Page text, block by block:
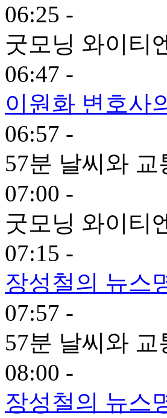
06:25 -
굿모닝 와이티
06:47 -
이원화 변호사
06:57 -
57분 날씨와 교
07:00 -
굿모닝 와이티
07:15 -
장성철의 뉴스
07:57 -
57분 날씨와 교
08:00 -
장성철의 뉴스